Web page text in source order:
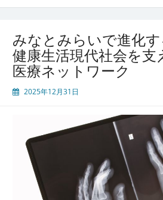
ら
安
心
を
支
え
療
みなとみらいで進化
健康生活現代社会を支
医療ネットワーク
2025年12月31日